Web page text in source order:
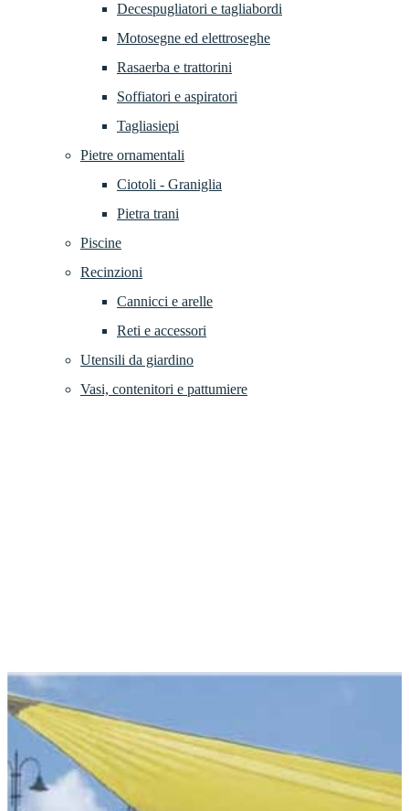
Decespugliatori e tagliabordi
Motosegne ed elettroseghe
Rasaerba e trattorini
Soffiatori e aspiratori
Tagliasiepi
Pietre ornamentali
Ciotoli - Graniglia
Pietra trani
Piscine
Recinzioni
Cannicci e arelle
Reti e accessori
Utensili da giardino
Vasi, contenitori e pattumiere